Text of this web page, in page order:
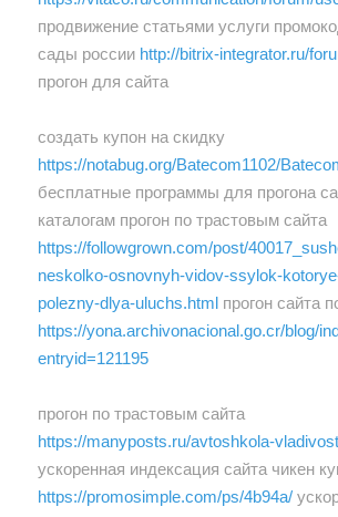
продвижение статьями услуги
сады россии http://bitrix-integrator.ru/
прогон для сайта
создать купон на скидку
https://notabug.org/Batecom1102/
бесплатные программы для прогона
каталогам прогон по трастовым сайта
https://followgrown.com/post/
neskolko-osnovnyh-vidov-ssylok-
polezny-dlya-uluchs.html прогон сайта
https://yona.archivonacional.go.cr/blog/
entryid=121195
прогон по трастовым сайта
https://manyposts.ru/avtoshkola-
ускоренная индексация сайта чикен
https://promosimple.com/ps/4b94a/